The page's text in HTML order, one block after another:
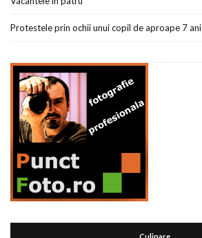
Protestele prin ochii unui copil de aproape 7 ani